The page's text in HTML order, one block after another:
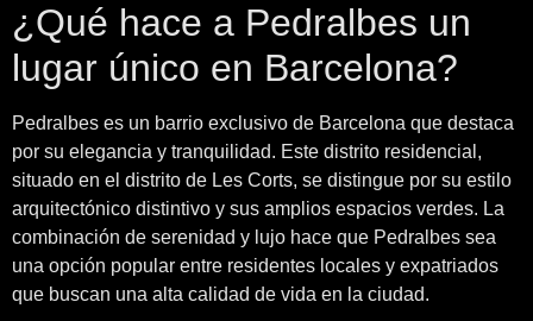
¿Qué hace a Pedralbes un
lugar único en Barcelona?
Pedralbes es un barrio exclusivo de Barcelona que destaca
por su elegancia y tranquilidad. Este distrito residencial,
situado en el distrito de Les Corts, se distingue por su estilo
arquitectónico distintivo y sus amplios espacios verdes. La
combinación de serenidad y lujo hace que Pedralbes sea
una opción popular entre residentes locales y expatriados
que buscan una alta calidad de vida en la ciudad.